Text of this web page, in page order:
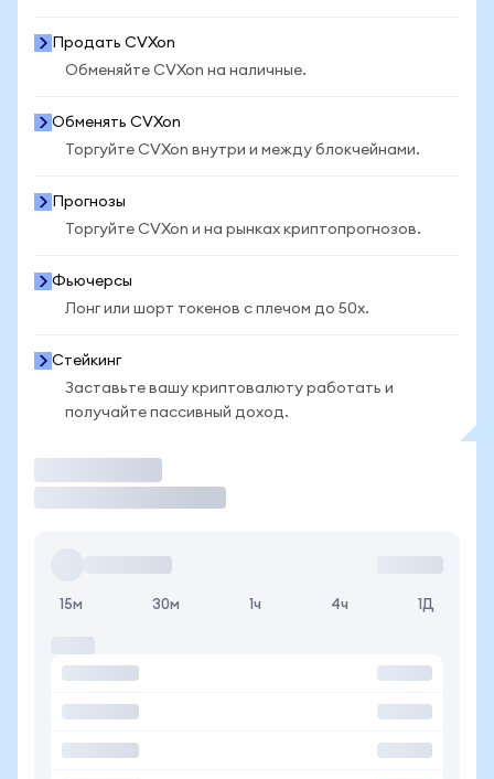
Продать CVXon
Обменяйте CVXon на наличные.
Обменять CVXon
Торгуйте CVXon внутри и между блокчейнами.
Прогнозы
Торгуйте CVXon и на рынках криптопрогнозов.
Фьючерсы
Лонг или шорт токенов с плечом до 50x.
Стейкинг
Заставьте вашу криптовалюту работать и
получайте пассивный доход.
15м 30м 1ч 4ч 1Д